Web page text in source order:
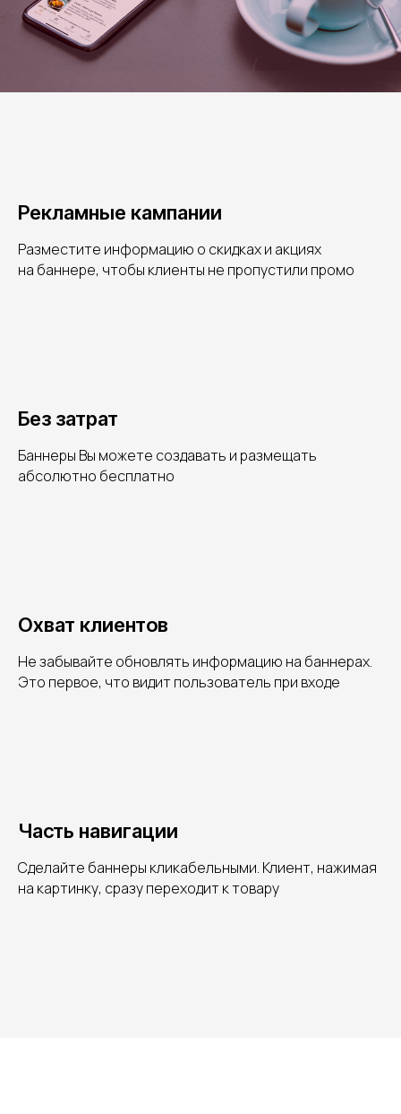
Рекламные кампании
Разместите информацию о скидках и акциях
на баннере, чтобы клиенты не пропустили промо
Без затрат
Баннеры Вы можете создавать и размещать
абсолютно бесплатно
Охват клиентов
Не забывайте обновлять информацию на баннерах.
Это первое, что видит пользователь при входе
Часть навигации
Сделайте баннеры кликабельными. Клиент, нажимая
на картинку, сразу переходит к товару